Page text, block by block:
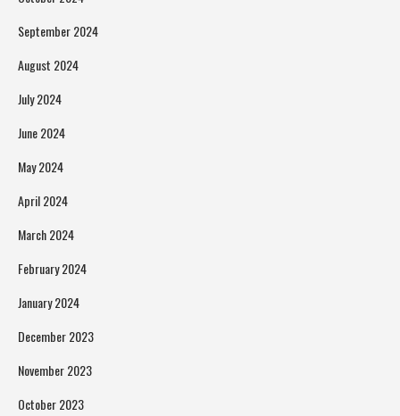
September 2024
August 2024
July 2024
June 2024
May 2024
April 2024
March 2024
February 2024
January 2024
December 2023
November 2023
October 2023